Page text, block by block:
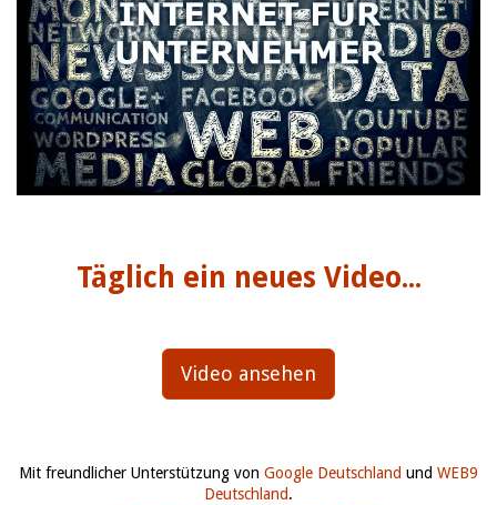
Täglich ein neues Video...
Video ansehen
Mit freundlicher Unterstützung von Google Deutschland und WEB9
Deutschland.